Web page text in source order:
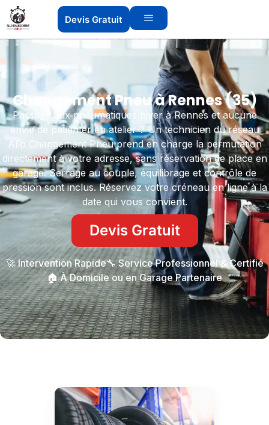
Devis Gratuit
Changement Pneu à Rennes (35)
Passage aux pneumatiques hiver à Rennes et aucune
envie de patienter en atelier ? Un technicien du réseau
Allo Changement Pneu prend en charge la permutation
directement à votre adresse, sans réservation de place en
garage. Serrage au couple, équilibrage et contrôle de
pression sont inclus. Réservez votre créneau en ligne à la
date qui vous convient.
Devis Gratuit
🚀 Intervention Rapide🔧 Service Professionnel & Certifié
🏠 À Domicile ou en Garage Partenaire